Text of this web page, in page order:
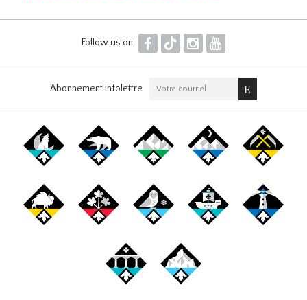
Follow us on F T I Y
Abonnement infolettre